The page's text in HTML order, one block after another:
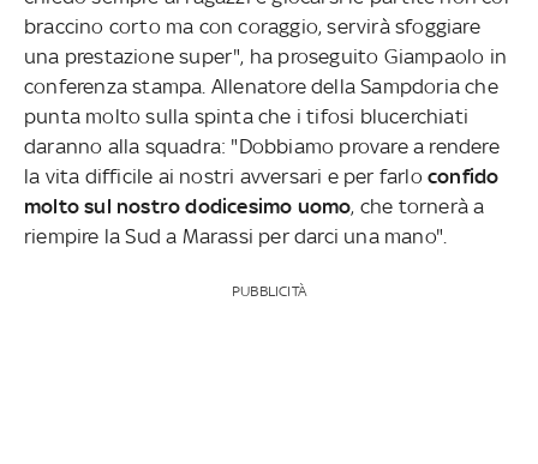
braccino corto ma con coraggio, servirà sfoggiare
una prestazione super", ha proseguito Giampaolo in
conferenza stampa. Allenatore della Sampdoria che
punta molto sulla spinta che i tifosi blucerchiati
daranno alla squadra: "Dobbiamo provare a rendere
la vita difficile ai nostri avversari e per farlo confido
molto sul nostro dodicesimo uomo, che tornerà a
riempire la Sud a Marassi per darci una mano".
PUBBLICITÀ